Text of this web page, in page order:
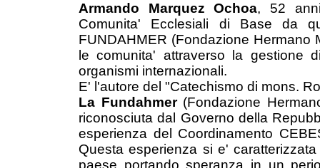
Armando Marquez Ochoa, 52
Comunita' Ecclesiali di Base da
FUNDAHMER (Fondazione Hermano
le comunita' attraverso la gestione
organismi internazionali.
E' l'autore del "Catechismo di mons.
La Fundahmer(Fondazione
riconosciuta dal Governo della
esperienza del Coordinamento
Questa esperienza si e'
paese portando speranza in un